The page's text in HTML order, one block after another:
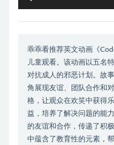
乖乖看推荐英文动画《
儿童观看。该动画以五名
对抗成人的邪恶计划。故
角展现友谊、团队合作和
格，让观众在欢笑中获得
益，培养了解决问题的能
的友谊和合作，传递了积
中蕴含了教育性的元素，